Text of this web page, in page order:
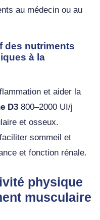
au médecin ou au
des nutriments
à la
et aider la
D3 800–2000 UI/j
et osseux.
sommeil et
et fonction rénale.
physique
musculaire